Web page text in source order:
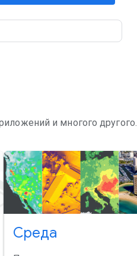
и многого другого.
Среда